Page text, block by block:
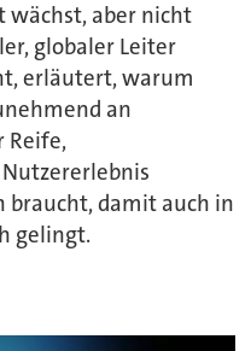
wächst, aber nicht
globaler Leiter
erläutert, warum
an
Reife,
braucht, damit auch in
gelingt.